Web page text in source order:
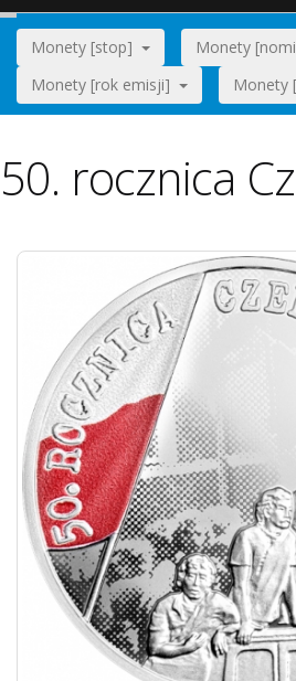
Monety [stop]
Monety
Monety [rok emisji]
Monety
50. rocznica